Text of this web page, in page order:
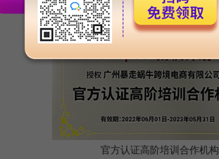
官方认证高阶培训合作机构